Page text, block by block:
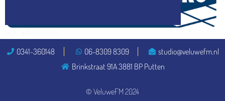
© VeluweFM 2024
0341-360148 06-8309 8309
studio@veluwefm.nl
Brinkstraat 91A 3881 BP Putten